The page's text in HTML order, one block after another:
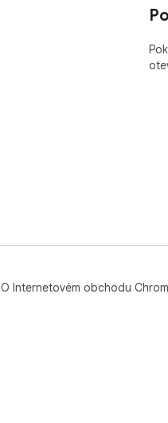
O Internetovém obchodu